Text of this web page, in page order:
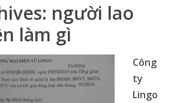
người lao
làm gì
Công
ty
Lingo